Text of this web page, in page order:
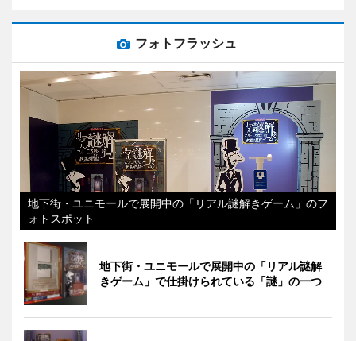
フォトフラッシュ
地下街・ユニモールで展開中の「リアル謎解きゲーム」のフ
ォトスポット
地下街・ユニモールで展開中の「リアル謎解
きゲーム」で仕掛けられている「謎」の一つ